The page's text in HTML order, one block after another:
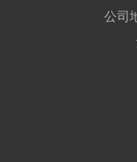
公司